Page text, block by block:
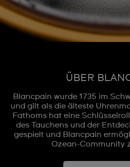
ÜBER
Blancpain wurde 1735 im
und gilt als die älteste
Fathoms hat eine
des Tauchens und der
gespielt und Blancpain
Ozean-Community